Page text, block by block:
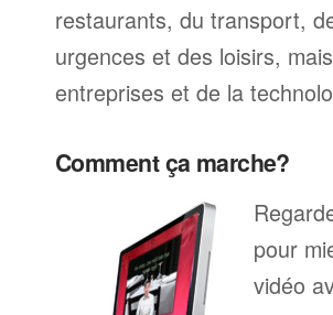
restaurants, du transport,
urgences et des loisirs,
entreprises et de la
Comment ça marche?
pour
vidéo